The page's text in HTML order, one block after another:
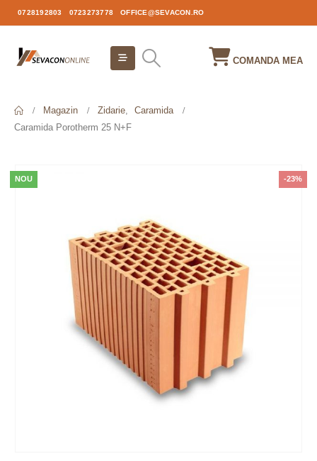
0728192803 0723273778 OFFICE@SEVACON.RO
COMANDA MEA
Magazin Zidarie,
Caramida
Caramida Porotherm 25 N+F
NOU -23%